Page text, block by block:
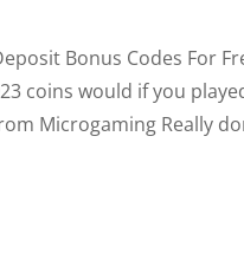
Bonus Codes For
coins would if you
Microgaming Really